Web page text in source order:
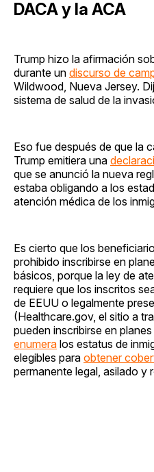
DACA y la ACA
Trump hizo la afirmación
durante un discurso de
Wildwood, Nueva Jersey.
sistema de salud de la
Eso fue después de que la
Trump emitiera una
que se anunció la nueva
estaba obligando a los
atención médica de los
Es cierto que los
prohibido inscribirse en
básicos, porque la ley de
requiere que los inscritos
de EEUU o legalmente
(Healthcare.gov, el sitio a
pueden inscribirse en
enumera los estatus de
elegibles para obtener
permanente legal, asilado y